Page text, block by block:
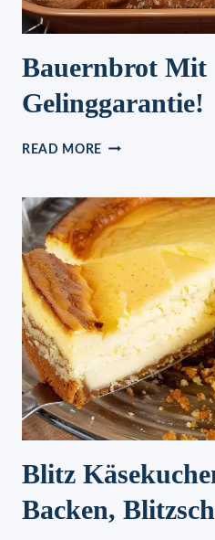
Bauernbrot Mit
Gelinggarantie!
READ MORE BAUERNBROT
Blitz
Backen,